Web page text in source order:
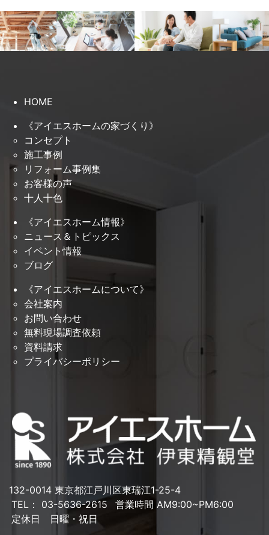
HOME
《アイエスホームの家づくり》
コンセプト
施工事例
リフォーム事例集
お客様の声
十人十色
《アイエスホーム情報》
ニュース＆トピックス
イベント情報
ブログ
《アイエスホームについて》
会社案内
お問い合わせ
無料現場調査依頼
資料請求
プライバシーポリシー
132-0014 東京都江戸川区東瑞江1-25-4
TEL： 03-5636-2615
営業時間 AM9:00~PM6:00
定休日 日曜・祝日